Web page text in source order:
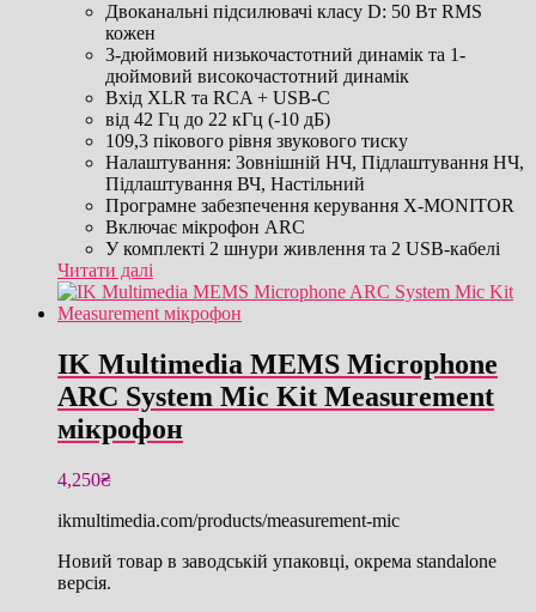
Двоканальні підсилювачі класу D: 50 Вт RMS
кожен
3-дюймовий низькочастотний динамік та 1-
дюймовий високочастотний динамік
Вхід XLR та RCA + USB-C
від 42 Гц до 22 кГц (-10 дБ)
109,3 пікового рівня звукового тиску
Налаштування: Зовнішній НЧ, Підлаштування НЧ,
Підлаштування ВЧ, Настільний
Програмне забезпечення керування X-MONITOR
Включає мікрофон ARC
У комплекті 2 шнури живлення та 2 USB-кабелі
Читати далі
IK Multimedia MEMS Microphone
ARC System Mic Kit Measurement
мікрофон
4,250₴
ikmultimedia.com/products/measurement-mic
Новий товар в заводській упаковці, окрема standalone
версія.